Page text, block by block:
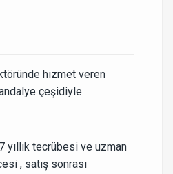
hizmet veren
çeşidiyle
yıllık tecrübesi ve uzman
, satış sonrası